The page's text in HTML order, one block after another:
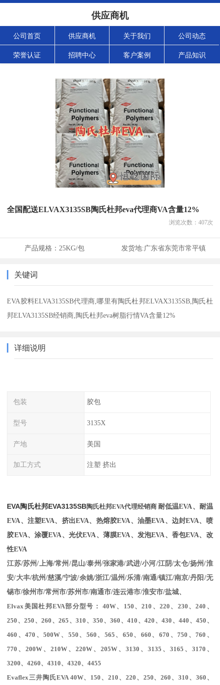
供应商机
公司首页 供应商机 关于我们 公司动态
荣誉认证 招聘中心 客户案例 产品知识
全国配送ELVAX3135SB陶氏杜邦eva代理商VA含量12%
浏览次数： 407次
产品规格： 25KG/包 发货地:广东省东莞市常平镇
关键词
EVA胶料ELVA3135SB代理商,哪里有陶氏杜邦ELVAX3135SB,陶氏杜
邦ELVA3135SB经销商,陶氏杜邦eva树脂行情VA含量12%
详细说明
包装 胶包
型号 3135X
产地 美国
加工方式 注塑 挤出
EVA陶氏杜邦EVA3135SB陶氏杜邦EVA代理经销商 耐低温EVA、耐温
EVA、注塑EVA、挤出EVA、热熔胶EVA、油墨EVA、边封EVA、喷
胶EVA、涂覆EVA、光伏EVA、薄膜EVA、发泡EVA、香包EVA、改
性EVA
江苏/苏州/上海/常州/昆山/泰州/张家港/武进/小河/江阴/太仓/扬州/淮
安/大丰/杭州/慈溪/宁波/余姚/浙江/温州/乐清/南通/镇江/南京/丹阳/无
锡市/徐州市/常州市/苏州市/南通市/连云港市/淮安市/盐城、
Elvax美国杜邦EVA部分型号： 40W、150、210、220、230、240、
250、250、260、265、310、350、360、410、420、430、440、450、
460、470、500W、550、560、565、650、660、670、750、760、
770、200W、210W、220W、205W、3130、3135、3165、3170、
3200、4260、4310、4320、4455
Evaflex三井陶氏EVA 40W、 150 、210 、 220 、 250、260 、310 、 360 、